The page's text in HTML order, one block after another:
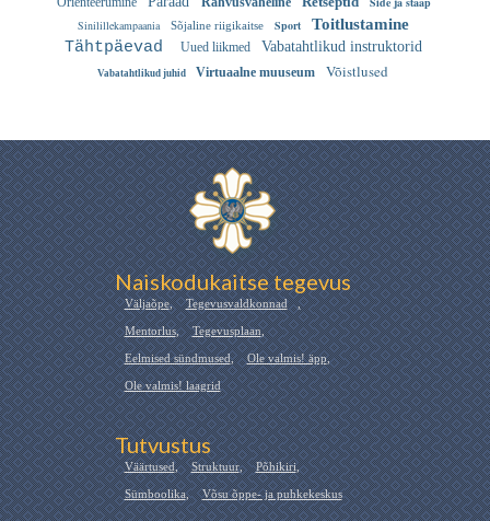
Sinilillekampaania
Sõjaline riigikaitse Sport Toitlustamine
Tähtpäevad Uued liikmed Vabatahtlikud instruktorid
Vabatahtlikud juhid Virtuaalne muuseum Võistlused
Naiskodukaitse tegevus
Väljaõpe, Tegevusvaldkonnad ,
Mentorlus, Tegevusplaan,
Eelmised sündmused, Ole valmis! äpp,
Ole valmis! laagrid
Tutvustus
Väärtused, Struktuur, Põhikiri,
Sümboolika, Võsu õppe- ja puhkekeskus